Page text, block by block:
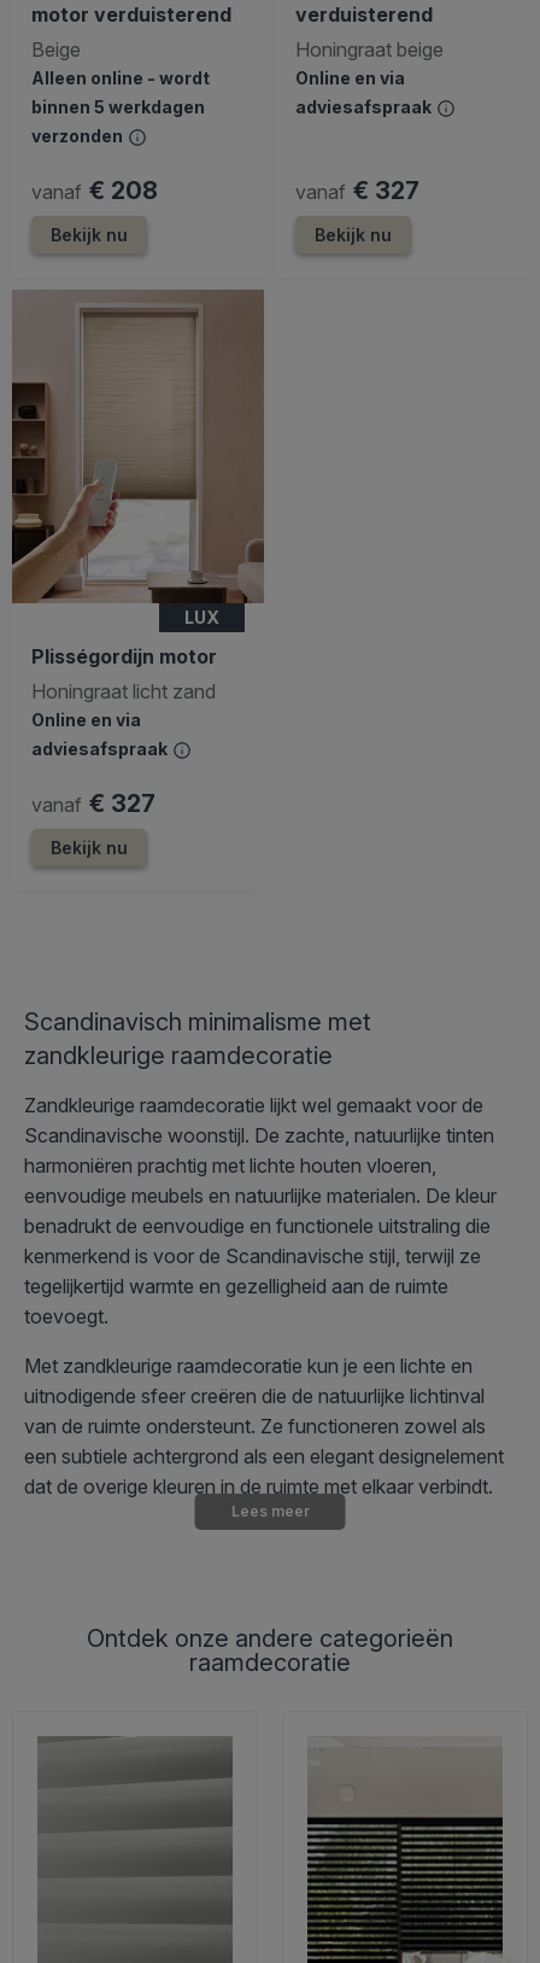
motor verduisterend
Beige
Alleen online - wordt
binnen 5 werkdagen
verzonden
vanaf € 208
Bekijk nu
verduisterend
Honingraat beige
Online en via
adviesafspraak
vanaf € 327
Bekijk nu
LUX
Plisségordijn motor
Honingraat licht zand
Online en via
adviesafspraak
vanaf € 327
Bekijk nu
Ontdek onze andere categorieën
raamdecoratie
Scandinavisch minimalisme met
zandkleurige raamdecoratie
Zandkleurige raamdecoratie lijkt wel gemaakt voor de
Scandinavische woonstijl. De zachte, natuurlijke tinten
harmoniëren prachtig met lichte houten vloeren,
eenvoudige meubels en natuurlijke materialen. De kleur
benadrukt de eenvoudige en functionele uitstraling die
kenmerkend is voor de Scandinavische stijl, terwijl ze
tegelijkertijd warmte en gezelligheid aan de ruimte
toevoegt.
Met zandkleurige raamdecoratie kun je een lichte en
uitnodigende sfeer creëren die de natuurlijke lichtinval
van de ruimte ondersteunt. Ze functioneren zowel als
een subtiele achtergrond als een elegant designelement
dat de overige kleuren in de ruimte met elkaar verbindt.
en natuurlijkheid. De kleuren worden geassocieerd met
de warme tinten van de aarde en creëren een
bevorderen.
Tegelijkertijd heeft zandkleurige raamdecoratie een
verfijnde eenvoud, die je huis een exclusieve maar
ingetogen uitstraling geeft. De kleuren werken goed in
bijna alle ruimtes en zijn gemakkelijk te combineren met
zowel warme als koele kleurenpaletten..
Lees meer